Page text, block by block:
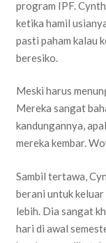
program IPF.
ketika hamil
pasti paham kalau
beresiko.
Meski harus
Mereka sangat
kandungannya,
mereka kembar.
Sambil tertawa,
berani untuk
lebih. Dia sangat
hari di awal